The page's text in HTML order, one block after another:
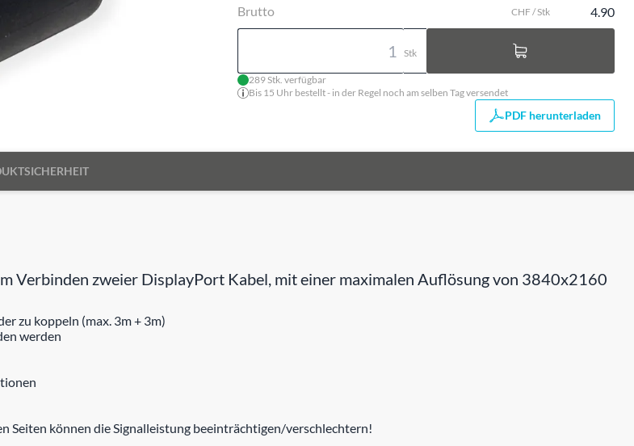
Brutto CHF / Stk 4.90
Stk
289 Stk. verfügbar
Bis 15 Uhr bestellt - in der Regel noch am selben Tag versendet
PDF herunterladen
Verbinden zweier DisplayPort Kabel, mit einer maximalen Auflösung von 3840x2160
zu koppeln (max. 3m + 3m)
werden
Seiten können die Signalleistung beeinträchtigen/verschlechtern!